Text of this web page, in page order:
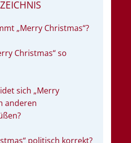
„Merry Christmas“?
Christmas“ so
sich „Merry
anderen
politisch korrekt?